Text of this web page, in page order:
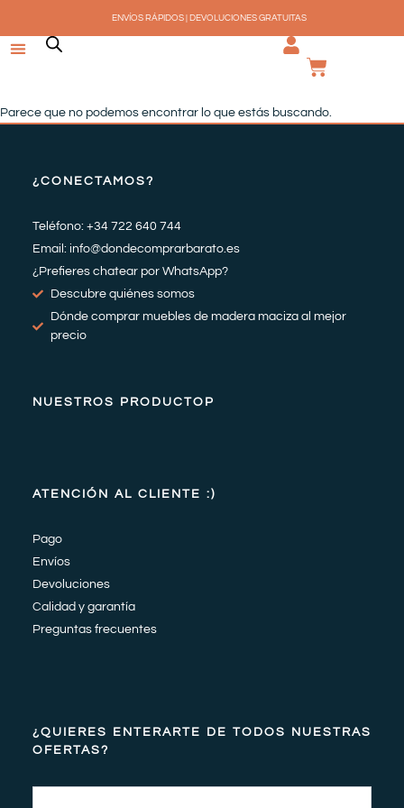
contenido
ENVÍOS RÁPIDOS | DEVOLUCIONES GRATUITAS
Parece que no podemos encontrar lo que estás buscando.
¿CONECTAMOS?
Teléfono: +34 722 640 744
Email: info@dondecomprarbarato.es
¿Prefieres chatear por WhatsApp?
Descubre quiénes somos
Dónde comprar muebles de madera maciza al mejor
precio
NUESTROS PRODUCTOP
ATENCIÓN AL CLIENTE :)
Pago
Envíos
Devoluciones
Calidad y garantía
Preguntas frecuentes
¿QUIERES ENTERARTE DE TODOS NUESTRAS
OFERTAS?